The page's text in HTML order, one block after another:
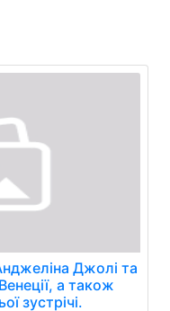
Джолі та
а також
зустрічі.